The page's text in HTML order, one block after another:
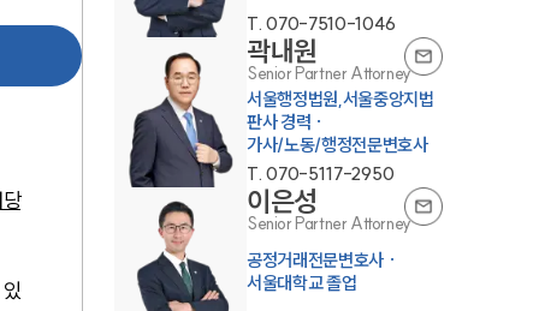
T.070-7510-1046
곽내원
Senior Partner Attorney
서울행정법원,서울중앙지법
판사 경력 ·
가사/노동/행정전문변호사
T.070-5117-2950
이은성
Senior Partner Attorney
공정거래전문변호사 ·
서울대학교 졸업